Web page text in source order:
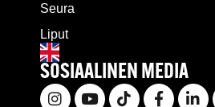
Seura
Liput
SOSIAALINEN MEDIA